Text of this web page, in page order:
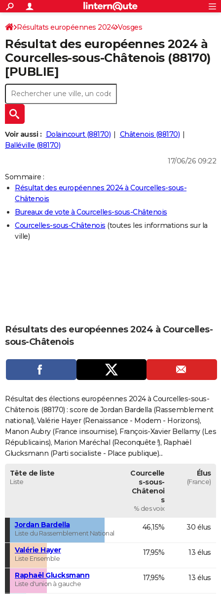
ACTUALITÉS
Politique
Société
Faits Divers
Education
Monde
Villes
+
SPORT
Coupe du monde 2026
Football
Tennis
Cyclisme
Rugby
Forum
Programme TV
TNT
Streaming
Cinéma
Sorties cinéma
Musique
+FINANCE
Retraite
Impôts
Epargne
Immobilier
Risques naturels par ville
Banque
Assurance
CréditAUTO
Essais
Réserver un essai
Citadines
Berlines
SUV
Forum auto
+HIGH-TECH
Mobiles
Meilleur smartphone
Internet
Ordinateurs
Jeux vidéo
Guide high-tech
+
BRICOLAGE
Forum
Aménagement intérieur
Extérieur
Cuisine
Salle de bains
Jardinage
Rangement
+
LIFESTYLE
Art de vivre
Bien-être
Loisirs
Mode
Modes de vie
SANTE
Alimentation
Guide de la santé
Maladies
Médicaments
Sommeil
VOYAGE
Destinations
City break
Voyage nature
Voyage de noces
Forum
Climat
PHOTO
Dictionnaire
Biographies
Citations
Expressions
Proverbes
PROGRAMME TV
Se connecter
Entreprises
Service militaire
Avis de recherche
AVIS DE DÉCÈS
FORUM
Bricolage
Lifestyle
Culture
Sport
Auto
Television
Voyage
Cinema
S'inscrire
Connexion
Résultats européennes 2024 Vosges
Résultat des européennes 2024 à
Courcelles-sous-Châtenois (88170)
[PUBLIE]
Voir aussi : Dolaincourt (88170)
Châtenois (88170)
Balléville (88170)
17/06/26 09:22
Sommaire :
Résultat des européennes 2024 à Courcelles-sous-
Châtenois
Bureaux de vote à Courcelles-sous-Châtenois
Courcelles-sous-Châtenois (toutes les informations sur la
ville)
Résultats des européennes 2024 à Courcelles-
sous-Châtenois
Résultat des élections européennes 2024 à Courcelles-sous-
Châtenois (88170) : score de Jordan Bardella (Rassemblement
national), Valérie Hayer (Renaissance - Modem - Horizons),
Manon Aubry (France insoumise), François-Xavier Bellamy (Les
Républicains), Marion Maréchal (Reconquête !), Raphaël
Glucksmann (Parti socialiste - Place publique)...
Tête de liste
Liste
Courcelle
s-sous-
Châtenoi
s
% des voix
Élus
(France)
Jordan Bardella
Liste du Rassemblement National
46,15% 30 élus
Valérie Hayer
Liste Ensemble
17,95% 13 élus
Raphaël Glucksmann
Liste d'union à gauche
17,95% 13 élus